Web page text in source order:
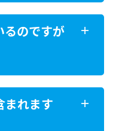
＋
るのですが
＋
まれます